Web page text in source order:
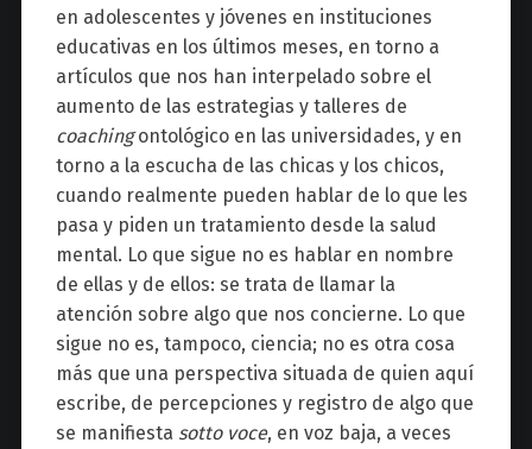
en adolescentes y jóvenes en instituciones
educativas en los últimos meses, en torno a
artículos que nos han interpelado sobre el
aumento de las estrategias y talleres de
coachingontológico en las universidades, y en
torno a la escucha de las chicas y los chicos,
cuando realmente pueden hablar de lo que les
pasa y piden un tratamiento desde la salud
mental. Lo que sigue no es hablar en nombre
de ellas y de ellos: se trata de llamar la
atención sobre algo que nos concierne. Lo que
sigue no es, tampoco, ciencia; no es otra cosa
más que una perspectiva situada de quien aquí
escribe, de percepciones y registro de algo que
se manifiesta sotto voce, en voz baja, a veces